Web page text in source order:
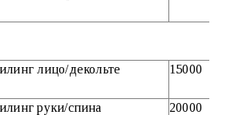
лицо/декольте 15000
руки/спина 20000